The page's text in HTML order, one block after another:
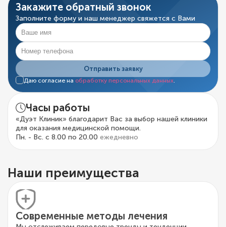
Закажите обратный звонок
Заполните форму и наш менеджер свяжется с Вами
Отправить заявку
Даю согласие на обработку персональных данных.
Часы работы
«Дуэт Клиник» благодарит Вас за выбор нашей клиники
для оказания медицинской помощи.
Пн. - Вс. с 8.00 по 20.00 ежедневно
Наши преимущества
Современные методы лечения